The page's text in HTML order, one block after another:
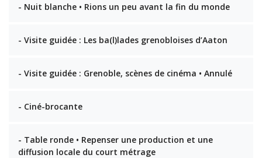
- Nuit blanche • Rions un peu avant la fin du monde
- Visite guidée : Les ba(l)lades grenobloises d’Aaton
- Visite guidée : Grenoble, scènes de cinéma • Annulé
- Ciné-brocante
- Table ronde • Repenser une production et une
diffusion locale du court métrage